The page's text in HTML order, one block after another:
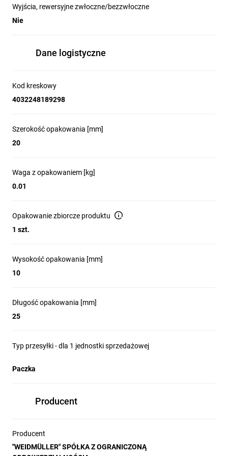
Wyjścia, rewersyjne zwłoczne/bezzwłoczne
Nie
Dane logistyczne
Kod kreskowy
4032248189298
Szerokość opakowania [mm]
20
Waga z opakowaniem [kg]
0.01
Opakowanie zbiorcze produktu
1 szt.
Wysokość opakowania [mm]
10
Długość opakowania [mm]
25
Typ przesyłki - dla 1 jednostki sprzedażowej
Paczka
Producent
Producent
"WEIDMÜLLER" SPÓŁKA Z OGRANICZONĄ